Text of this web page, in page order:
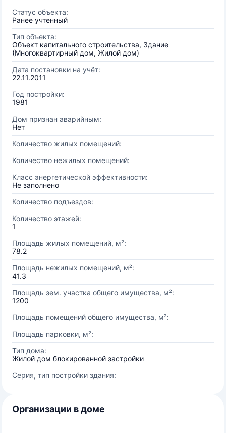
Статус объекта:
Ранее учтенный
Тип объекта:
Объект капитального строительства, Здание
(Многоквартирный дом, Жилой дом)
Дата постановки на учёт:
22.11.2011
Год постройки:
1981
Дом признан аварийным:
Нет
Количество жилых помещений:
Количество нежилых помещений:
Класс энергетической эффективности:
Не заполнено
Количество подъездов:
Количество этажей:
1
Площадь жилых помещений, м²:
78.2
Площадь нежилых помещений, м²:
41.3
Площадь зем. участка общего имущества, м²:
1200
Площадь помещений общего имущества, м²:
Площадь парковки, м²:
Тип дома:
Жилой дом блокированной застройки
Серия, тип постройки здания:
Организации в доме